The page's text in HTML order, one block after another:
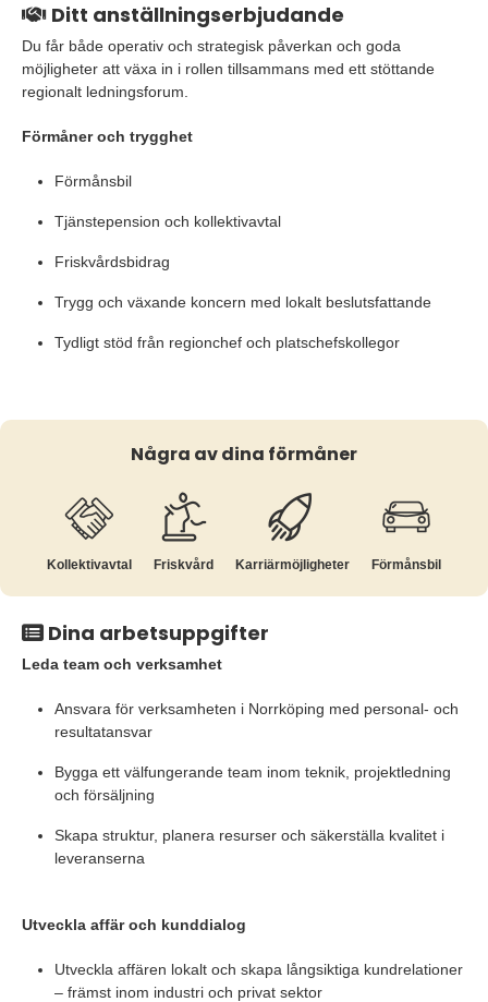
Ditt anställningserbjudande
Du får både operativ och strategisk påverkan och goda
möjligheter att växa in i rollen tillsammans med ett stöttande
regionalt ledningsforum.
Förmåner och trygghet
Förmånsbil
Tjänstepension och kollektivavtal
Friskvårdsbidrag
Trygg och växande koncern med lokalt beslutsfattande
Tydligt stöd från regionchef och platschefskollegor
Några av dina förmåner
Kollektiv­avtal Friskvård Karriär­möjligheter Förmånsbil
Dina arbetsuppgifter
Leda team och verksamhet
Ansvara för verksamheten i Norrköping med personal- och
resultatansvar
Bygga ett välfungerande team inom teknik, projektledning
och försäljning
Skapa struktur, planera resurser och säkerställa kvalitet i
leveranserna
Utveckla affär och kunddialog
Utveckla affären lokalt och skapa långsiktiga kundrelationer
– främst inom industri och privat sektor